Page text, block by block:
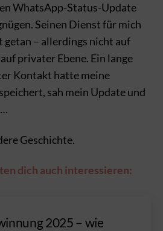
WhatsApp-Status-Update
Seinen Dienst für mich
getan – allerdings nicht auf
privater Ebene. Ein lange
Kontakt hatte meine
sah mein Update und
Geschichte.
dich auch interessieren:
2025 – wie